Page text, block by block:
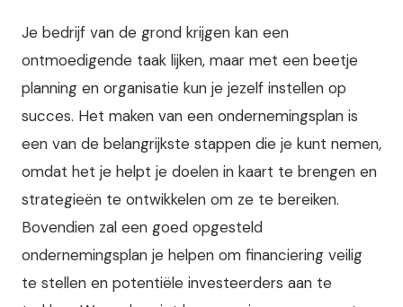
Je bedrijf van de grond krijgen kan een
ontmoedigende taak lijken, maar met een beetje
planning en organisatie kun je jezelf instellen op
succes. Het maken van een ondernemingsplan is
een van de belangrijkste stappen die je kunt nemen,
omdat het je helpt je doelen in kaart te brengen en
strategieën te ontwikkelen om ze te bereiken.
Bovendien zal een goed opgesteld
ondernemingsplan je helpen om financiering veilig
te stellen en potentiële investeerders aan te